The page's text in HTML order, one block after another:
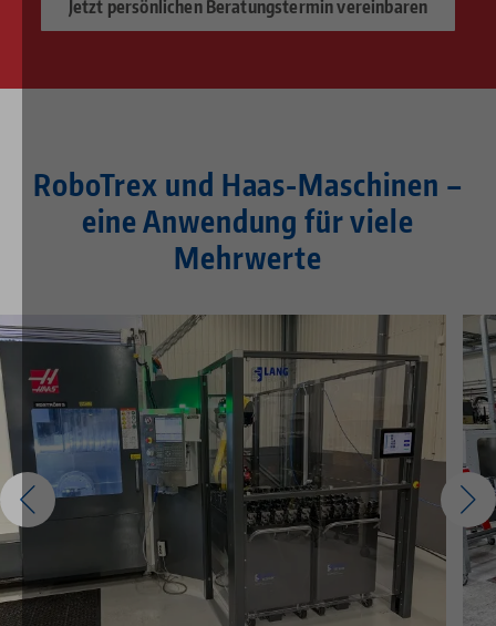
Jetzt persönlichen Beratungstermin vereinbaren
RoboTrex und Haas-Maschinen –
eine Anwendung für viele
Mehrwerte